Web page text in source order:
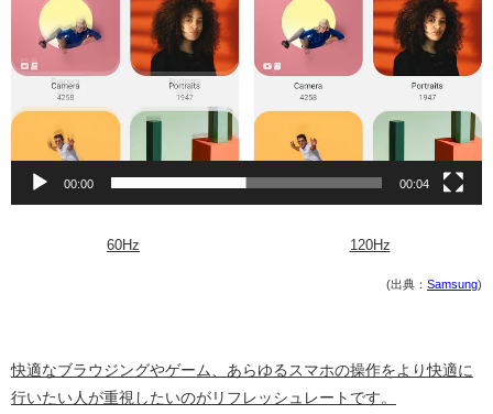
ヤ
00:00 00:04
60Hz 120Hz
(出典： Samsung)
快適なブラウジングやゲーム、あらゆるスマホの操作をより快適に
行いたい人が重視したいのがリフレッシュレートです。